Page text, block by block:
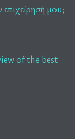
μου;
of the best